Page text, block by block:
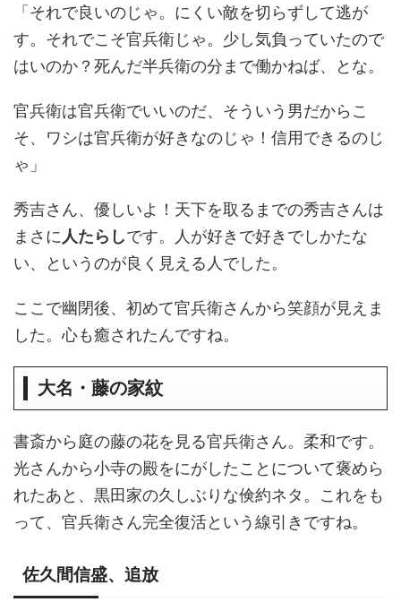
「それで良いのじゃ。にくい敵を切らずして逃が
す。それでこそ官兵衛じゃ。少し気負っていたので
はいのか？死んだ半兵衛の分まで働かねば、とな。
官兵衛は官兵衛でいいのだ、そういう男だからこ
そ、ワシは官兵衛が好きなのじゃ！信用できるのじ
ゃ」
秀吉さん、優しいよ！天下を取るまでの秀吉さんは
まさに 人たらしです。人が好きで好きでしかたな
い、というのが良く見える人でした。
ここで幽閉後、初めて官兵衛さんから笑顔が見えま
した。心も癒されたんですね。
大名・藤の家紋
書斎から庭の藤の花を見る官兵衛さん。柔和です。
光さんから小寺の殿をにがしたことについて褒めら
れたあと、黒田家の久しぶりな倹約ネタ。これをも
って、官兵衛さん完全復活という線引きですね。
佐久間信盛、追放